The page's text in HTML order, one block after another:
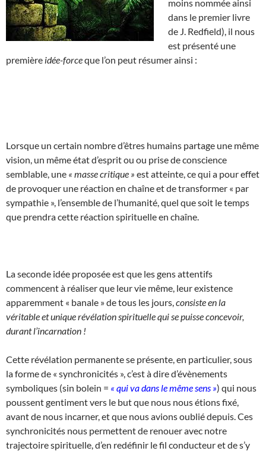
moins nommée ainsi
dans le premier livre
de J. Redfield), il nous
est présenté une
première idée-forceque l’on peut résumer ainsi :
Lorsque un certain nombre d’êtres humains partage une même
vision, un même état d’esprit ou ou prise de conscience
semblable, une « masse critique » est atteinte, ce qui a pour effet
de provoquer une réaction en chaîne et de transformer « par
sympathie », l’ensemble de l’humanité, quel que soit le temps
que prendra cette réaction spirituelle en chaîne.
La seconde idée proposée est que les gens attentifs
commencent à réaliser que leur vie même, leur existence
apparemment « banale » de tous les jours, consiste en la
véritable et unique révélation spirituelle qui se puisse concevoir,
durant l’incarnation !
Cette révélation permanente se présente, en particulier, sous
la forme de « synchronicités », c’est à dire d’évènements
symboliques (sin bolein = « qui va dans le même sens ») qui nous
poussent gentiment vers le but que nous nous étions fixé,
avant de nous incarner, et que nous avions oublié depuis. Ces
synchronicités nous permettent de renouer avec notre
trajectoire spirituelle, d’en redéfinir le fil conducteur et de s’y